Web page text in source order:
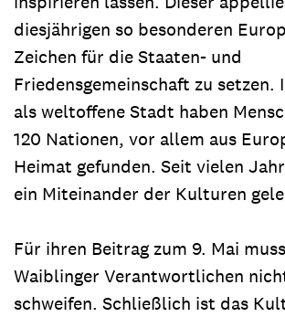
diesjährigen so besonderen
Zeichen für die Staaten- und
Friedensgemeinschaft zu setzen.
als weltoffene Stadt haben
120 Nationen, vor allem aus
Heimat gefunden. Seit vielen
ein Miteinander der Kulturen
Für ihren Beitrag zum 9. Mai
Waiblinger Verantwortlichen
schweifen. Schließlich ist das